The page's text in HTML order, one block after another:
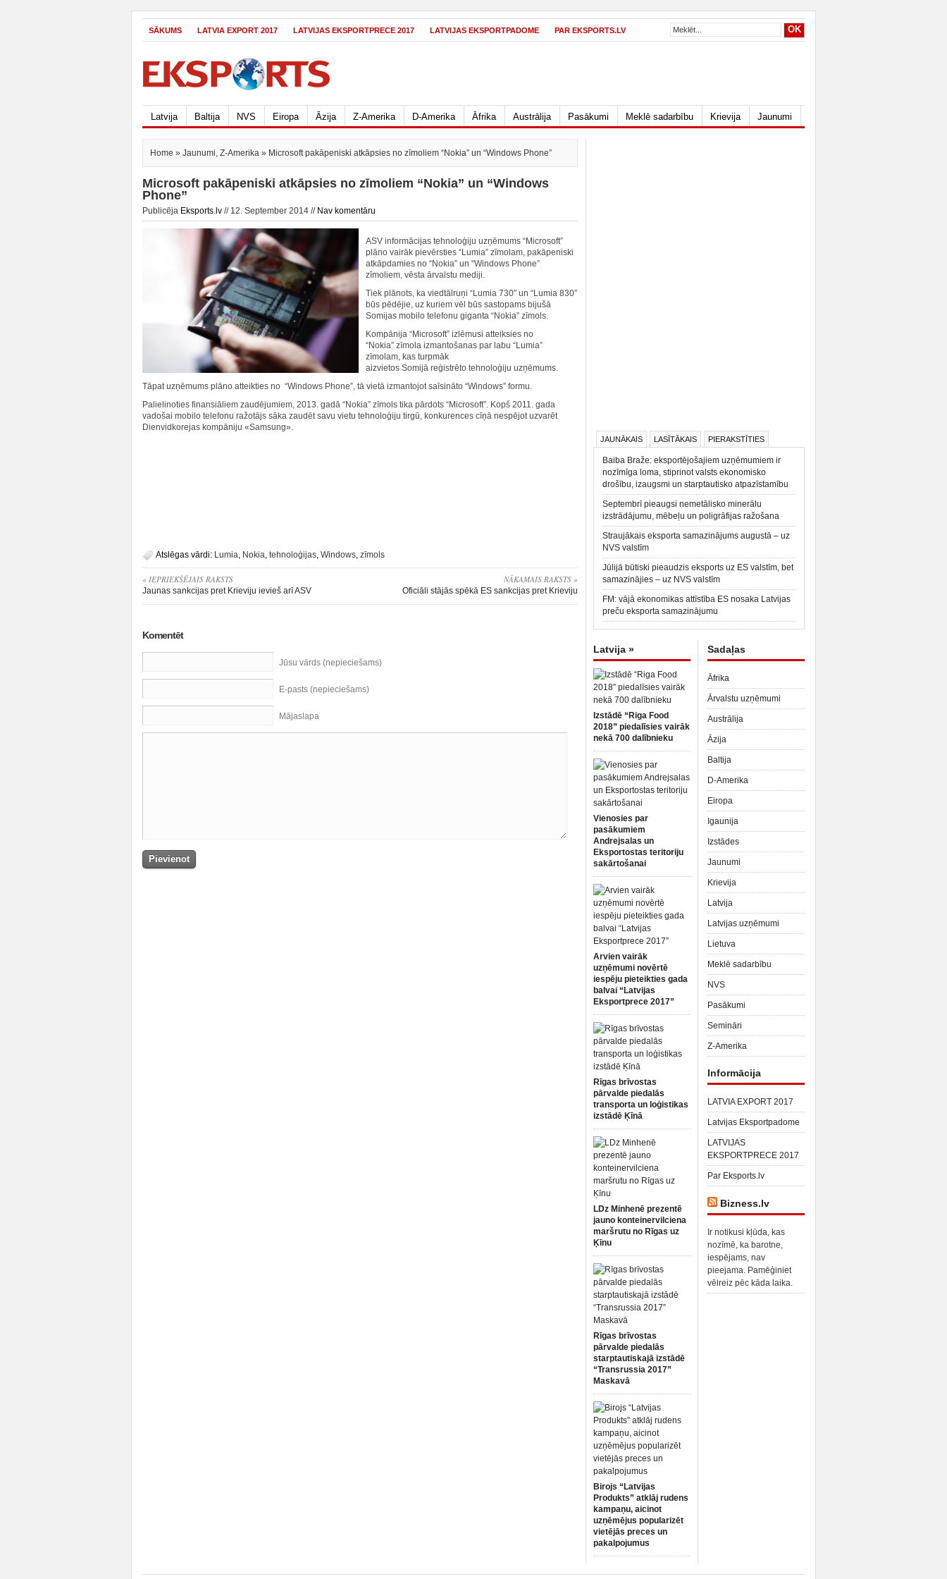
SĀKUMS LATVIA EXPORT 2017 LATVIJAS EKSPORTPRECE 2017 LATVIJAS EKSPORTPADOME PAR EKSPORTS.LV
Latvija Baltija NVS Eiropa Āzija Z-Amerika D-Amerika Āfrika Austrālija Pasākumi Meklē sadarbību Krievija Jaunumi
Home » Jaunumi, Z-Amerika » Microsoft pakāpeniski atkāpsies no zīmoliem “Nokia” un “Windows Phone”
Microsoft pakāpeniski atkāpsies no zīmoliem “Nokia” un “Windows
Phone”
Publicēja Eksports.lv // 12. September 2014 // Nav komentāru
ASV informācijas tehnoloģiju uzņēmums “Microsoft”
plāno vairāk pievērsties “Lumia” zīmolam, pakāpeniski
atkāpdamies no “Nokia” un “Windows Phone”
zīmoliem, vēsta ārvalstu mediji.
Tiek plānots, ka viedtālruņi “Lumia 730″ un “Lumia 830″
būs pēdējie, uz kuriem vēl būs sastopams bijušā
Somijas mobilo telefonu giganta “Nokia” zīmols.
Kompānija “Microsoft” izlēmusi atteiksies no
“Nokia” zīmola izmantošanas par labu “Lumia”
zīmolam, kas turpmāk
aizvietos Somijā reģistrēto tehnoloģiju uzņēmums.
Tāpat uzņēmums plāno atteikties no “Windows Phone”, tā vietā izmantojot saīsināto “Windows” formu.
Palielinoties finansiāliem zaudējumiem, 2013. gadā “Nokia” zīmols tika pārdots “Microsoft”. Kopš 2011. gada
vadošai mobilo telefonu ražotājs sāka zaudēt savu vietu tehnoloģiju tirgū, konkurences cīņā nespējot uzvarēt
Dienvidkorejas kompāniju «Samsung».
Atslēgas vārdi: Lumia, Nokia, tehnoloģijas, Windows, zīmols
« IEPRIEKŠĒJAIS RAKSTS
Jaunas sankcijas pret Krieviju ievieš arī ASV
NĀKAMAIS RAKSTS »
Oficiāli stājās spēkā ES sankcijas pret Krieviju
Komentēt
Jūsu vārds (nepieciešams)
E-pasts (nepieciešams)
Mājaslapa
JAUNĀKAIS LASĪTĀKAIS PIERAKSTĪTIES
Baiba Braže: eksportējošajiem uzņēmumiem ir
nozīmīga loma, stiprinot valsts ekonomisko
drošību, izaugsmi un starptautisko atpazīstamību
Septembrī pieaugsi nemetālisko minerālu
izstrādājumu, mēbeļu un poligrāfijas ražošana
Straujākais eksporta samazinājums augustā – uz
NVS valstīm
Jūlijā būtiski pieaudzis eksports uz ES valstīm, bet
samazinājies – uz NVS valstīm
FM: vājā ekonomikas attīstība ES nosaka Latvijas
preču eksporta samazinājumu
Latvija »
Izstādē “Riga Food
2018” piedalīsies vairāk
nekā 700 dalībnieku
Vienosies par
pasākumiem
Andrejsalas un
Eksportostas teritoriju
sakārtošanai
Arvien vairāk
uzņēmumi novērtē
iespēju pieteikties gada
balvai “Latvijas
Eksportprece 2017”
Rīgas brīvostas
pārvalde piedalās
transporta un loģistikas
izstādē Ķīnā
LDz Minhenē prezentē
jauno konteinervilciena
maršrutu no Rīgas uz
Ķīnu
Rīgas brīvostas
pārvalde piedalās
starptautiskajā izstādē
“Transrussia 2017”
Maskavā
Birojs “Latvijas
Produkts” atklāj rudens
kampaņu, aicinot
uzņēmējus popularizēt
vietējās preces un
pakalpojumus
Sadaļas
Āfrika
Ārvalstu uzņēmumi
Austrālija
Āzija
Baltija
D-Amerika
Eiropa
Igaunija
Izstādes
Jaunumi
Krievija
Latvija
Latvijas uzņēmumi
Lietuva
Meklē sadarbību
NVS
Pasākumi
Semināri
Z-Amerika
Informācija
LATVIA EXPORT 2017
Latvijas Eksportpadome
LATVIJAS
EKSPORTPRECE 2017
Par Eksports.lv
Bizness.lv
Ir notikusi kļūda, kas
nozīmē, ka barotne,
iespējams, nav
pieejama. Pamēģiniet
vēlreiz pēc kāda laika.